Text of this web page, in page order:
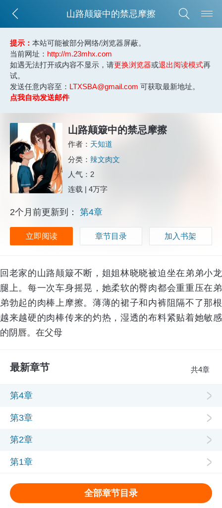
山路颠簸中的禁忌摩擦
提示：本站可能被部分网络/浏览器屏蔽。
当前网址： http://m.23mhx.com
如遇无法打开或内容不显示，请更换浏览器或退出阅读模式再
试。
发送任意内容至： LTXSBA@gmail.com 可获取最新地址。
点我自动发送邮件
山路颠簸中的禁忌摩擦
作者： 天知道
分类： 辣文肉文
人气：2
连载 | 4万字
2个月前更新到：第4章
立即阅读 章节目录 加入书架
回老家的山路颠簸不断，姐姐林晓晓被迫坐在弟弟小龙
腿上。每一次车身摇晃，她柔软的臀肉都会重重压在弟
弟勃起的肉棒上摩擦。薄薄的裙子和内裤阻隔不了那根
越来越硬的肉棒传来的灼热，湿透的布料紧贴着她敏感
的阴唇。在父母
最新章节 共4章
第4章
第3章
第2章
第1章
全部章节目录